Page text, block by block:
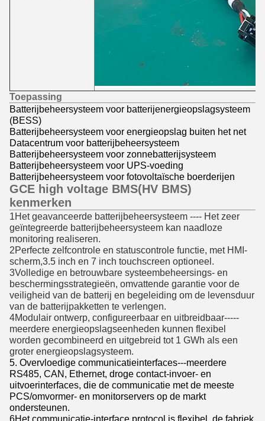
Toepassing
Batterijbeheersysteem voor batterijenergieopslagsysteem
(BESS)
Batterijbeheersysteem voor energieopslag buiten het net
Datacentrum voor batterijbeheersysteem
Batterijbeheersysteem voor zonnebatterijsysteem
Batterijbeheersysteem voor UPS-voeding
Batterijbeheersysteem voor fotovoltaïsche boerderijen
GCE high voltage BMS(HV BMS)
kenmerken
1Het geavanceerde batterijbeheersysteem ---- Het zeer
geïntegreerde batterijbeheersysteem kan naadloze
monitoring realiseren.
2Perfecte zelfcontrole en statuscontrole functie, met HMI-
scherm,3.5 inch en 7 inch touchscreen optioneel.
3Volledige en betrouwbare systeembeheersings- en
beschermingsstrategieën, omvattende garantie voor de
veiligheid van de batterij en begeleiding om de levensduur
van de batterijpakketten te verlengen.
4Modulair ontwerp, configureerbaar en uitbreidbaar-----
meerdere energieopslagseenheden kunnen flexibel
worden gecombineerd en uitgebreid tot 1 GWh als een
groter energieopslagsysteem.
5. Overvloedige communicatieinterfaces---meerdere
RS485, CAN, Ethernet, droge contact-invoer- en
uitvoerinterfaces, die de communicatie met de meeste
PCS/omvormer- en monitorservers op de markt
ondersteunen.
6Het communicatie-interface protocol is flexibel, de fabriek